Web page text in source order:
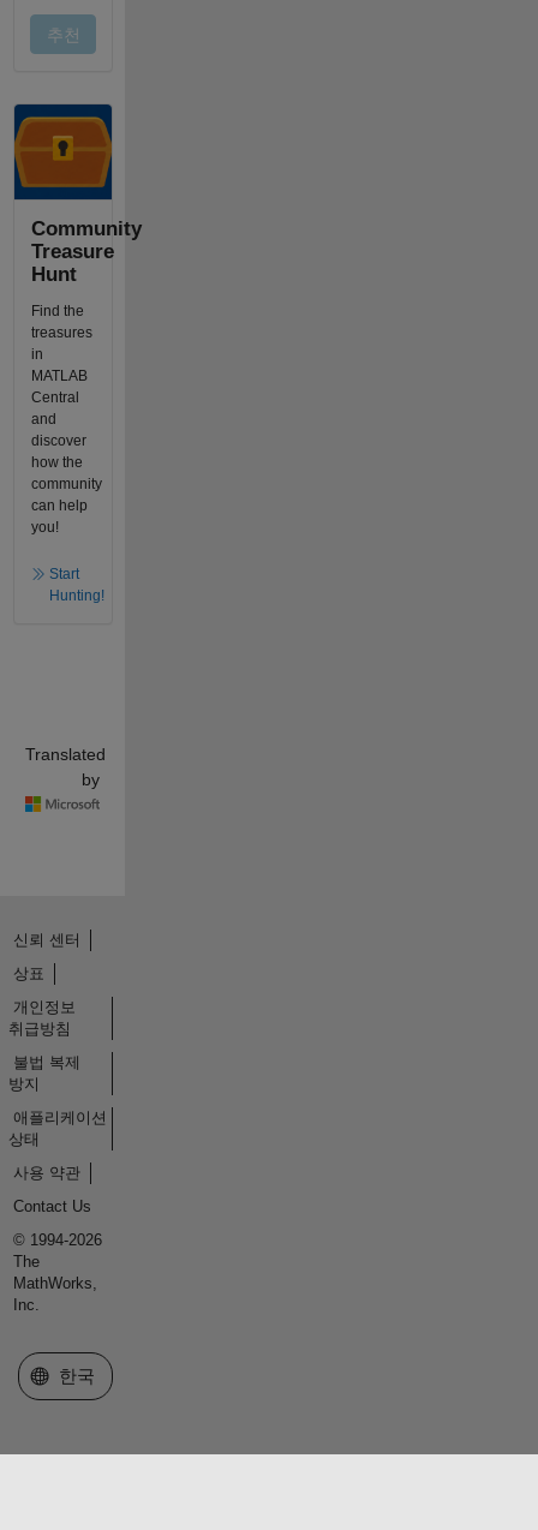
Community
Treasure
Hunt
Find the
treasures
in
MATLAB
Central
and
discover
how the
community
can help
you!
Start
Hunting!
Translated
by
신뢰 센터
상표
개인정보
취급방침
불법 복제
방지
애플리케이션
상태
사용 약관
Contact Us
© 1994-2026
The
MathWorks,
Inc.
웹사이트 선택
한국